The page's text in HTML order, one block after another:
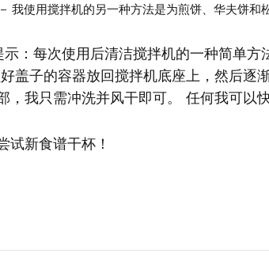
我使用搅拌机的另一种方法是为煎饼、华夫饼和
：每次使用后清洁搅拌机的一种简单
盖子的容器放回搅拌机底座上，然后逐
，我只需冲洗并风干即可。 任何我可以
试新食谱干杯！